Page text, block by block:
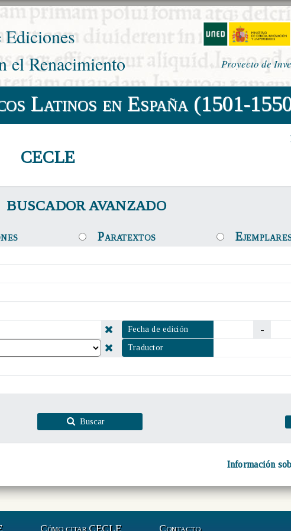
el Renacimiento
Proyecto de
Latinos en España (1501-
CECLE
BUSCADOR AVANZADO
Paratextos
Fecha de edición -
Traductor
Buscar
Información
Cómo citar CECLE Contacto